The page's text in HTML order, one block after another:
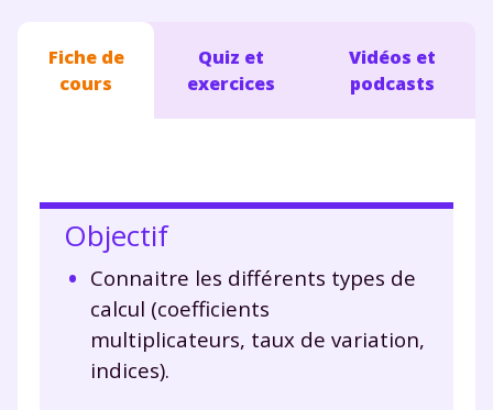
Fiche de
cours
Quiz et
exercices
Vidéos et
podcasts
Objectif
Connaitre les différents types de
calcul (coefficients
multiplicateurs, taux de variation,
indices).